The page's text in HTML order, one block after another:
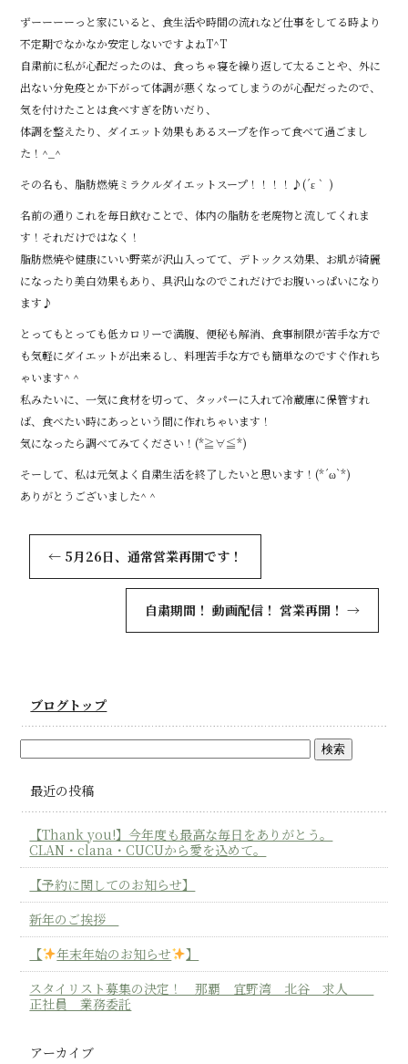
ずーーーーっと家にいると、食生活や時間の流れなど仕事をしてる時より
不定期でなかなか安定しないですよねT^T
自粛前に私が心配だったのは、食っちゃ寝を繰り返して太ることや、外に
出ない分免疫とか下がって体調が悪くなってしまうのが心配だったので、
気を付けたことは食べすぎを防いだり、
体調を整えたり、ダイエット効果もあるスープを作って食べて過ごまし
た！^_^
その名も、脂肪燃焼ミラクルダイエットスープ！！！！♪(´ε｀ )
名前の通りこれを毎日飲むことで、体内の脂肪を老廃物と流してくれま
す！それだけではなく！
脂肪燃焼や健康にいい野菜が沢山入ってて、デトックス効果、お肌が綺麗
になったり美白効果もあり、具沢山なのでこれだけでお腹いっぱいになり
ます♪
とってもとっても低カロリーで満腹、便秘も解消、食事制限が苦手な方で
も気軽にダイエットが出来るし、料理苦手な方でも簡単なのですぐ作れち
ゃいます^ ^
私みたいに、一気に食材を切って、タッパーに入れて冷蔵庫に保管すれ
ば、食べたい時にあっという間に作れちゃいます！
気になったら調べてみてください！(*≧∀≦*)
そーして、私は元気よく自粛生活を終了したいと思います！(*´ω`*)
ありがとうございました^ ^
← 5月26日、通常営業再開です！
自粛期間！ 動画配信！ 営業再開！ →
ブログトップ
最近の投稿
【Thank you!】今年度も最高な毎日をありがとう。
CLAN・clana・CUCUから愛を込めて。
【予約に関してのお知らせ】
新年のご挨拶
【
年末年始のお知らせ
】
スタイリスト募集の決定！ 那覇 宜野湾 北谷 求人
正社員 業務委託
アーカイブ